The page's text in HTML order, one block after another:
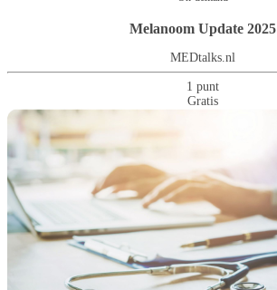
Melanoom Update 2025
MEDtalks.nl
1 punt
Gratis